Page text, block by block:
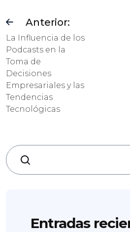
Anterior:
La Influencia de los
Podcasts en la
Toma de
Decisiones
Empresariales y las
Tendencias
Tecnológicas
Search
Entradas